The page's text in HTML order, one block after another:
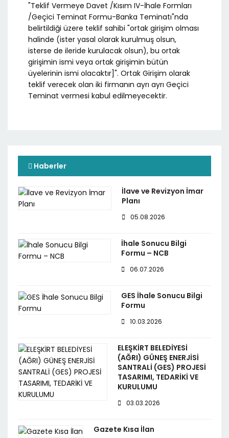
"Teklif Vermeye Davet /Kısım IV-İhale Formları
/Geçici Teminat Formu-Banka Teminatı"nda
belirtildiği üzere teklif sahibi "ortak girişim olması
halinde (ister yasal olarak kurulmuş olsun,
isterse de ileride kurulacak olsun), bu ortak
girişimin ismi veya ortak girişimin bütün
üyelerinin ismi olacaktır]". Ortak Girişim olarak
teklif verecek olan iki firmanın ayrı ayrı Geçici
Teminat vermesi kabul edilmeyecektir.
Haberler
İlave ve Revizyon İmar
Planı
05.08.2026
İhale Sonucu Bilgi
Formu – NCB
06.07.2026
GES İhale Sonucu Bilgi
Formu
10.03.2026
ELEŞKİRT BELEDİYESİ
(AĞRI) GÜNEŞ ENERJİSİ
SANTRALİ (GES) PROJESİ
TASARIMI, TEDARİKİ VE
KURULUMU
03.03.2026
Gazete Kısa İlan